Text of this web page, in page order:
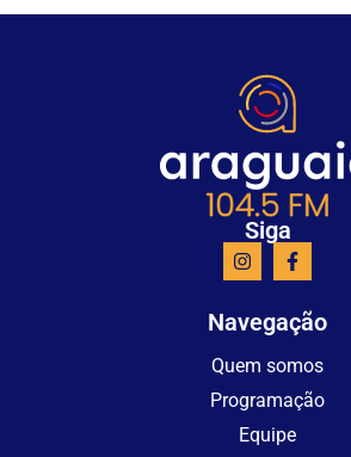
Siga
Navegação
Quem somos
Programação
Equipe